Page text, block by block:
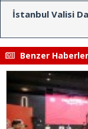
İstanbul Valisi
Benzer Haberler